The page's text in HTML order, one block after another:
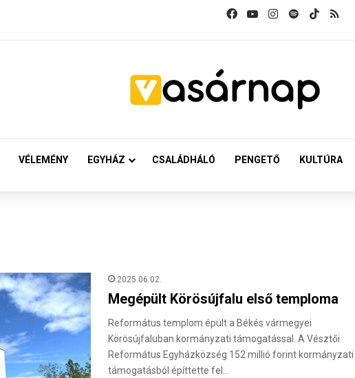
FacebookYouTubeInstagram
SpotifyTikTok
VÉLEMÉNY EGYHÁZ CSALÁDHÁLÓ PENGETŐ KULTÚRA
2025.06.02.
Megépült Körösújfalu első temploma
Református templom épült a Békés vármegyei
Körösújfaluban kormányzati támogatással. A Vésztői
Református Egyházközség 152 millió forint kormányzati
támogatásból építtette fel…